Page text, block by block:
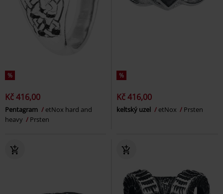
%
Kč 416,00
Pentagram
etNox hard and
heavy
Prsten
%
Kč 416,00
keltský uzel etNox Prsten